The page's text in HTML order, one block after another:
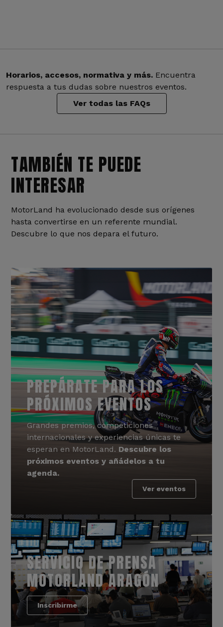
Horarios, accesos, normativa y más. Encuentra
respuesta a tus dudas sobre nuestros eventos.
Ver todas las FAQs
TAMBIÉN TE PUEDE
INTERESAR
MotorLand ha evolucionado desde sus orígenes
hasta convertirse en un referente mundial.
Descubre lo que nos depara el futuro.
PREPÁRATE PARA LOS
PRÓXIMOS EVENTOS
Grandes premios, competiciones
internacionales y experiencias únicas te
esperan en MotorLand. Descubre los
próximos eventos y añádelos a tu
agenda.
Ver eventos
SERVICIO DE PRENSA
MOTORLAND ARAGÓN
Inscribirme